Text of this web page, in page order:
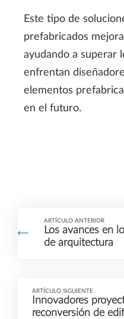
Este tipo de
prefabricados
ayudando a superar
enfrentan
elementos
en el futuro.
ARTÍCULO ANTERIOR
Los avances en
de arquitectura
ARTÍCULO SIGUIENTE
Innovadores
reconversión de